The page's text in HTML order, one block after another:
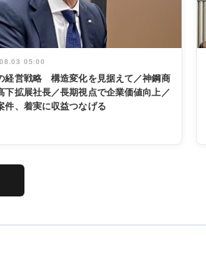
05:00
経営戦略 構造変化を見据えて／神鋼商
拡展社長／長期視点で企業価値向上／
件、着実に収益つなげる